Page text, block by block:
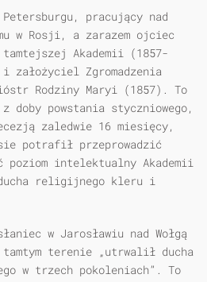
pracujący nad
w Rosji, a zarazem ojciec
Akademii (1857-
Zgromadzenia
Rodziny Maryi (1857). To
doby powstania styczniowego,
zaledwie 16 miesięcy,
potrafił przeprowadzić
poziom intelektualny Akademii
religijnego kleru i
w Jarosławiu nad Wołgą
terenie „utrwalił ducha
w trzech pokoleniach”. To